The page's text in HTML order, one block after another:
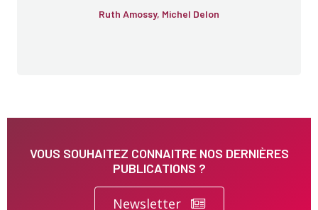
Ruth Amossy, Michel Delon
VOUS SOUHAITEZ CONNAITRE NOS DERNIÈRES
PUBLICATIONS ?
Newsletter